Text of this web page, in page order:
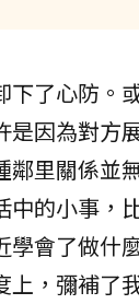
下了心防。
是因為對方
鄰里關係並
中的小事，
學會了做什
上，彌補了